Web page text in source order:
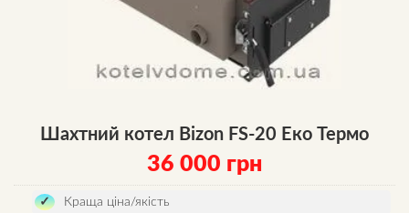
Шахтний котел Bizon FS-20 Еко Термо
36 000 грн
Краща ціна/якість